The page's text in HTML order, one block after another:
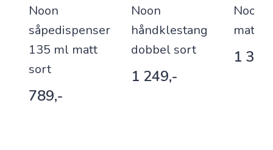
Noon
såpedispenser
135 ml matt
sort
789,-
Noon
håndklestang
dobbel sort
1 249,-
Noon
matt
1